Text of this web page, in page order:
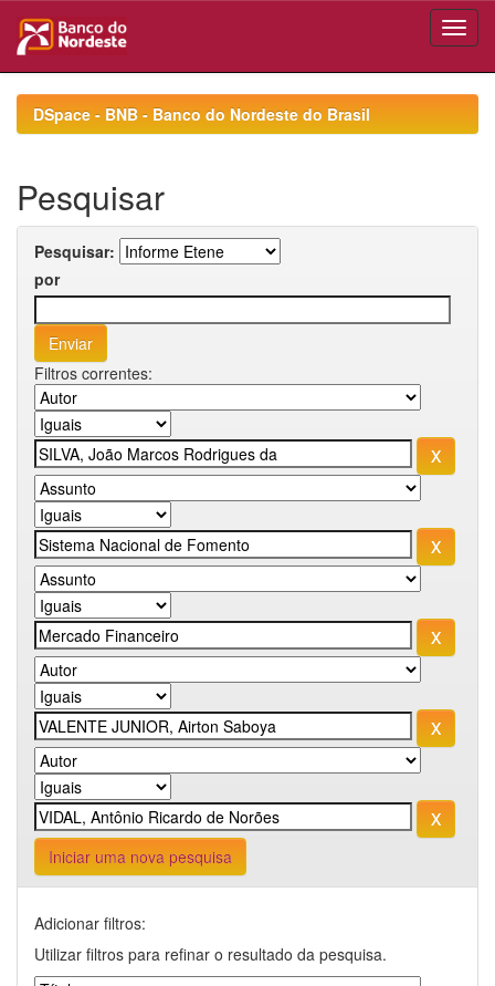
navigationDSpace - BNB - Banco do Nordeste do Brasil
Pesquisar
Pesquisar:
por
Filtros correntes:
Iniciar uma nova pesquisa
Adicionar filtros:
Utilizar filtros para refinar o resultado da pesquisa.